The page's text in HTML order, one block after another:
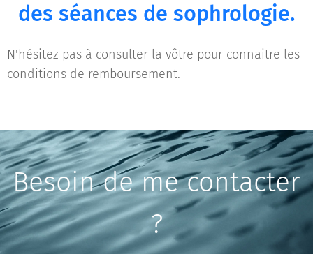
des séances de sophrologie.
N'hésitez pas à consulter la vôtre pour connaitre les
conditions de remboursement.
Besoin de me contacter
?